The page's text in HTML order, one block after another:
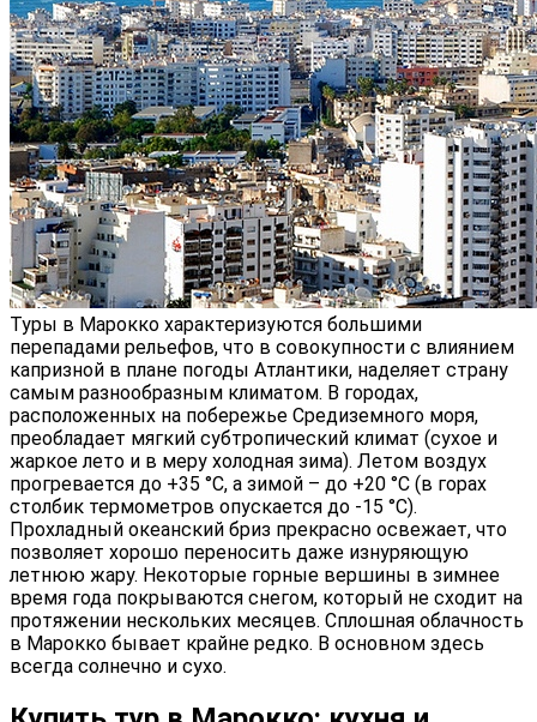
Туры в Марокко характеризуются большими
перепадами рельефов, что в совокупности с влиянием
капризной в плане погоды Атлантики, наделяет страну
самым разнообразным климатом. В городах,
расположенных на побережье Средиземного моря,
преобладает мягкий субтропический климат (сухое и
жаркое лето и в меру холодная зима). Летом воздух
прогревается до +35 °C, а зимой – до +20 °C (в горах
столбик термометров опускается до -15 °C).
Прохладный океанский бриз прекрасно освежает, что
позволяет хорошо переносить даже изнуряющую
летнюю жару. Некоторые горные вершины в зимнее
время года покрываются снегом, который не сходит на
протяжении нескольких месяцев. Сплошная облачность
в Марокко бывает крайне редко. В основном здесь
всегда солнечно и сухо.